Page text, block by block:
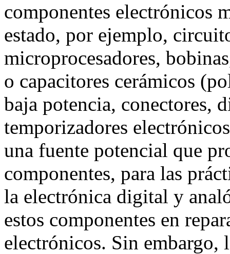
componentes electrónicos
estado, por ejemplo,
microprocesadores,
o capacitores cerámicos
baja potencia, conectores,
temporizadores
una fuente potencial que
componentes, para las
la electrónica digital y
estos componentes en
electrónicos. Sin embargo,